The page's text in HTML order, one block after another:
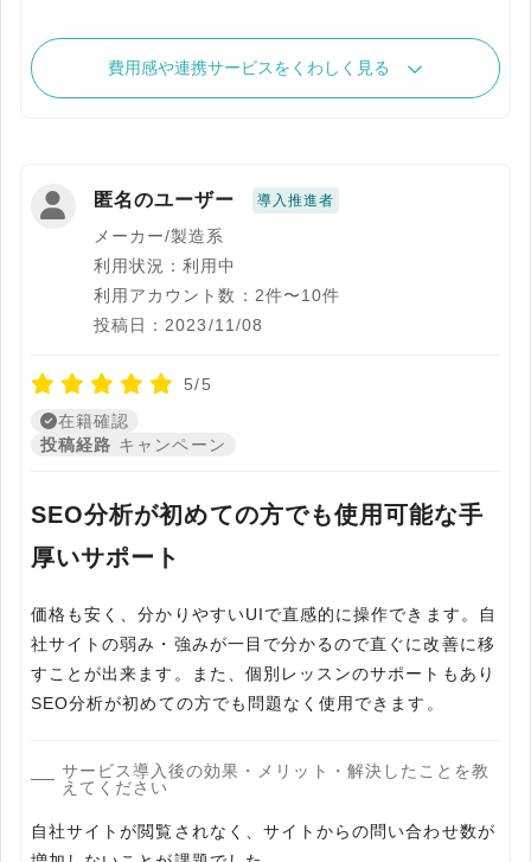
費用感や連携サービスをくわしく見る
匿名のユーザー 導入推進者
メーカー/製造系
利用状況：利用中
利用アカウント数：2件〜10件
投稿日：2023/11/08
5/5
在籍確認
投稿経路 キャンペーン
SEO分析が初めての方でも使用可能な手
厚いサポート
価格も安く、分かりやすいUIで直感的に操作できます。自
社サイトの弱み・強みが一目で分かるので直ぐに改善に移
すことが出来ます。また、個別レッスンのサポートもあり
サービス導入後の効果・メリット・解決したことを教
えてください
自社サイトが閲覧されなく、サイトからの問い合わせ数が